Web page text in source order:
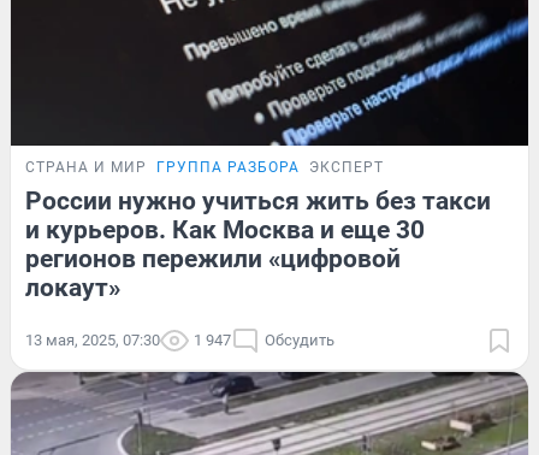
СТРАНА И МИР ГРУППА РАЗБОРА ЭКСПЕРТ
России нужно учиться жить без такси
и курьеров. Как Москва и еще 30
регионов пережили «цифровой
локаут»
13 мая, 2025, 07:30 1 947 Обсудить